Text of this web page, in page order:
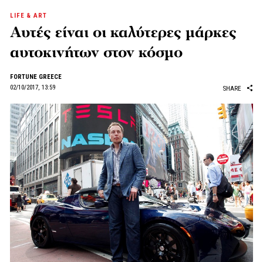
LIFE & ART
Αυτές είναι οι καλύτερες μάρκες
αυτοκινήτων στον κόσμο
FORTUNE GREECE
02/10/2017, 13:59
SHARE